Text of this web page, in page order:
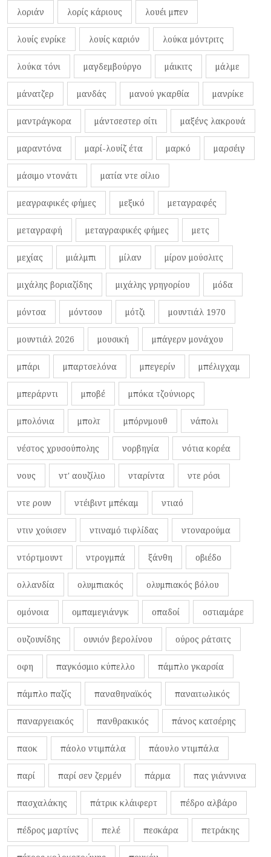
λοριάν λορίς κάριους λουέι μπεν
λουίς ενρίκε λουίς καριόν λούκα μόντριτς
λούκα τόνι μαγδεμβούργο μάικιτς μάλμε
μάνατζερ μανδάς μανού γκαρθία μανρίκε
μαντράγκορα μάντσεστερ σίτι μαξένς λακρουά
μαραντόνα μαρί-λουίζ έτα μαρκό μαρσέιγ
μάσιμο ντονάτι ματία ντε σίλιο
μεαγραφικές φήμες μεξικό μεταγραφές
μεταγραφή μεταγραφικές φήμες μετς
μεχίας μιάλμπι μίλαν μίρον μούσλιτς
μιχάλης βοριαζίδης μιχάλης γρηγορίου μόδα
μόντσα μόντσου μότζι μουντιάλ 1970
μουντιάλ 2026 μουσική μπάγερν μονάχου
μπάρι μπαρτσελόνα μπεγερίν μπέλιγχαμ
μπεράρντι μποβέ μπόκα τζούνιορς
μπολόνια μπολτ μπόρνμουθ νάπολι
νέστος χρυσούπολης νορβηγία νότια κορέα
νους ντ' αουζίλιο νταρίντα ντε ρόσι
ντε ρουν ντέιβιντ μπέκαμ ντιαό
ντιν χούισεν ντιναμό τιφλίδας ντοναρούμα
ντόρτμουντ ντρογμπά ξάνθη οβιέδο
ολλανδία ολυμπιακός ολυμπιακός βόλου
ομόνοια ομπαμεγιάνγκ οπαδοί οστιαμάρε
ουζουνίδης ουνιόν βερολίνου ούρος ράτσιτς
οφη παγκόσμιο κύπελλο πάμπλο γκαρσία
πάμπλο παζίς παναθηναϊκός παναιτωλικός
παναργειακός πανθρακικός πάνος κατσέρης
παοκ πάολο ντιμπάλα πάουλο ντιμπάλα
παρί παρί σεν ζερμέν πάρμα πας γιάννινα
πασχαλάκης πάτρικ κλάιφερτ πέδρο αλβάρο
πέδρος μαρτίνς πελέ πεσκάρα πετράκης